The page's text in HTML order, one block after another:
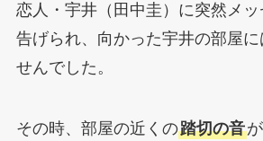
恋人・宇井（田中圭）に突然メ
告げられ、向かった宇井の部屋に
せんでした。
その時、部屋の近くの踏切の音